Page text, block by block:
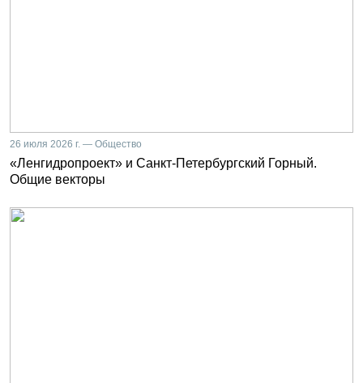
26 июля 2026 г. — Общество
«Ленгидропроект» и Санкт-Петербургский Горный.
Общие векторы